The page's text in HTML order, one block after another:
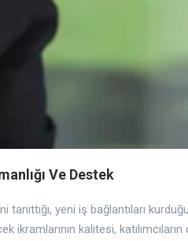
Ve Destek
yeni iş bağlantıları
ikramlarının kalitesi,